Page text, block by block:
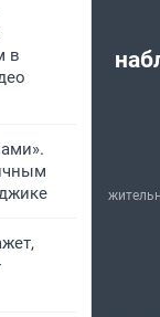
в